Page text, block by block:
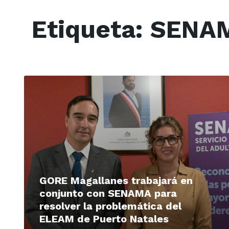
Etiqueta:
GORE Magallanes trabajará en
conjunto con SENAMA para
resolver la problemática del
ELEAM de Puerto Natales
Read